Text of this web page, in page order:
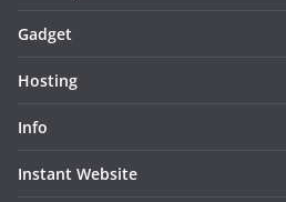
Gadget
Hosting
Info
Instant Website